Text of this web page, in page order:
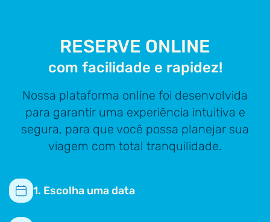
RESERVE ONLINE
com facilidade e rapidez!
Nossa plataforma online foi desenvolvida
para garantir uma experiência intuitiva e
segura, para que você possa planejar sua
viagem com total tranquilidade.
1. Escolha uma data